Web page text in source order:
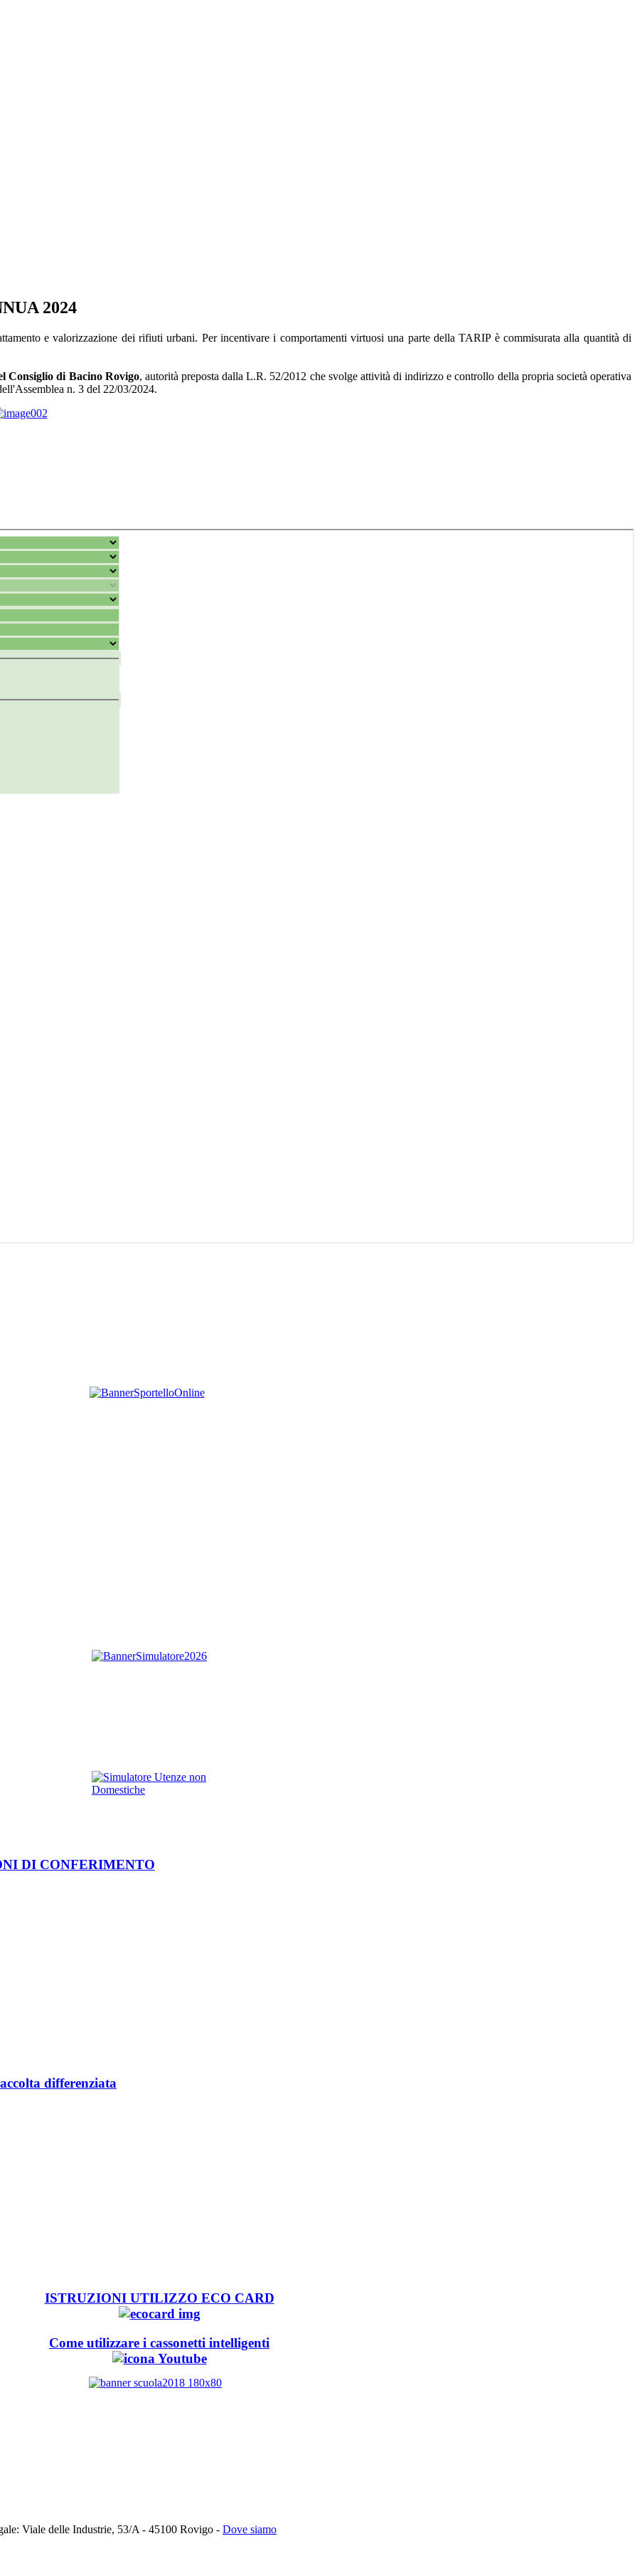
2024
e valorizzazione dei rifiuti urbani. Per incentivare i comportamenti virtuosi una parte della TARIP è commisurata alla quantità di
Consiglio di Bacino Rovigo, autorità preposta dalla L.R. 52/2012 che svolge attività di indirizzo e controllo della propria società operativa
n. 3 del 22/03/2024.
DI CONFERIMENTO
differenziata
ISTRUZIONI UTILIZZO ECO CARD
Come utilizzare i cassonetti intelligenti
Viale delle Industrie, 53/A - 45100 Rovigo - Dove siamo